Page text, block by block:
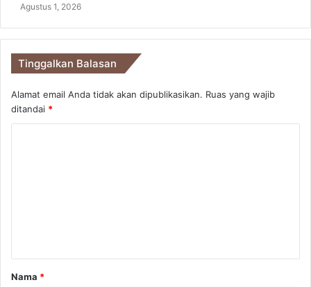
Agustus 1, 2026
Tinggalkan Balasan
Alamat email Anda tidak akan dipublikasikan. Ruas yang wajib
ditandai *
a
r
Nama *